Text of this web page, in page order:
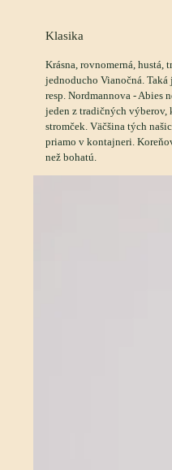
Klasika
Krásna, rovnomerná, hustá,
jednoducho Vianočná. Taká
resp. Nordmannova - Abies
jeden z tradičných výberov,
stromček. Väčšina tých
priamo v kontajneri.
než bohatú.